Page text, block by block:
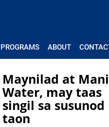
PROGRAMS ABOUT
Maynilad at
Water, may taas
singil sa susunod
taon